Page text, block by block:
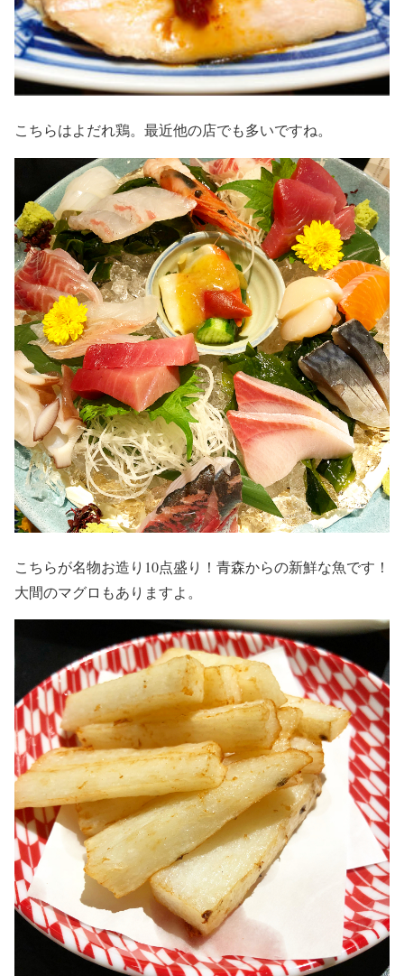
こちらはよだれ鶏。最近他の店でも多いですね。
こちらが名物お造り10点盛り！青森からの新鮮な魚です！
大間のマグロもありますよ。